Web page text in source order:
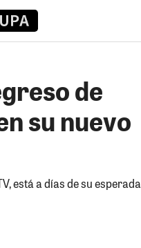
de
su nuevo
está a días de su esperada